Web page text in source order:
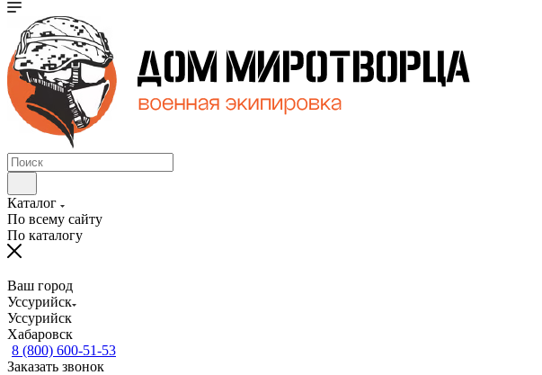
Каталог
По всему сайту
По каталогу
Ваш город
Уссурийск
Уссурийск
Хабаровск
8 (800) 600-51-53
Заказать звонок